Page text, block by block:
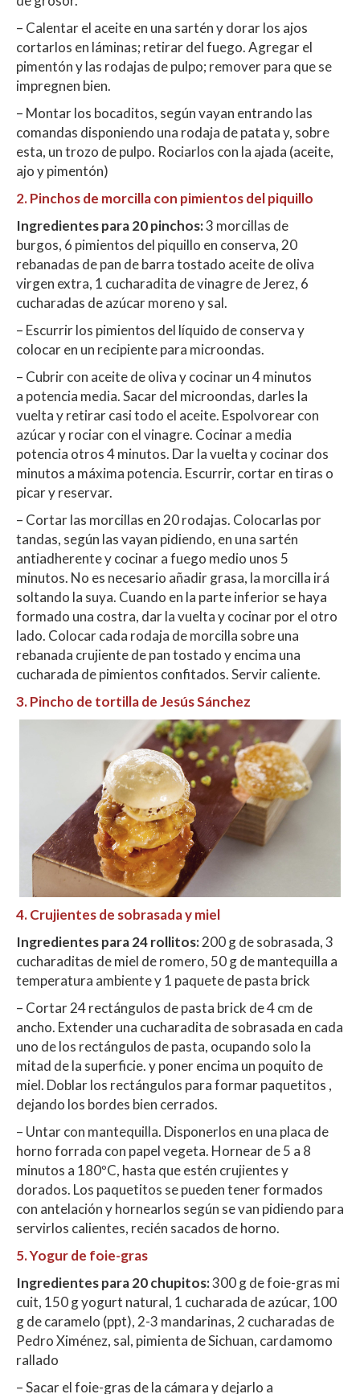
– Calentar el aceite en una sartén y dorar los ajos
cortarlos en láminas; retirar del fuego. Agregar el
pimentón y las rodajas de pulpo; remover para que se
impregnen bien.
– Montar los bocaditos, según vayan entrando las
comandas disponiendo una rodaja de patata y, sobre
esta, un trozo de pulpo. Rociarlos con la ajada (aceite,
ajo y pimentón)
2. Pinchos de morcilla con pimientos del piquillo
Ingredientespara 20 pinchos:3 morcillas de
burgos, 6 pimientos del piquillo en conserva, 20
rebanadas de pan de barra tostado aceite de oliva
virgen extra, 1 cucharadita de vinagre de Jerez, 6
cucharadas de azúcar moreno y sal.
– Escurrir los pimientos del líquido de conserva y
colocar en un recipiente para microondas.
– Cubrir con aceite de oliva y cocinar un 4 minutos
a potencia media. Sacar del microondas, darles la
vuelta y retirar casi todo el aceite. Espolvorear con
azúcar y rociar con el vinagre. Cocinar a media
potencia otros 4 minutos. Dar la vuelta y cocinar dos
minutos a máxima potencia. Escurrir, cortar en tiras o
picar y reservar.
– Cortar las morcillas en 20 rodajas. Colocarlas por
tandas, según las vayan pidiendo, en una sartén
antiadherente y cocinar a fuego medio unos 5
minutos. No es necesario añadir grasa, la morcilla irá
soltando la suya. Cuando en la parte inferior se haya
formado una costra, dar la vuelta y cocinar por el otro
lado. Colocar cada rodaja de morcilla sobre una
rebanada crujiente de pan tostado y encima una
cucharada de pimientos confitados. Servir caliente.
3. Pincho de tortillade Jesús Sánchez
4. Crujientes de sobrasada y miel
Ingredientes para 24 rollitos:200 g de sobrasada, 3
cucharaditas de miel de romero, 50 g de mantequilla a
temperatura ambiente y 1 paquete de pasta brick
– Cortar 24 rectángulos de pasta brick de 4 cm de
ancho. Extender una cucharadita de sobrasada en cada
uno de los rectángulos de pasta, ocupando solo la
mitad de la superficie. y poner encima un poquito de
miel. Doblar los rectángulos para formar paquetitos ,
dejando los bordes bien cerrados.
– Untar con mantequilla. Disponerlos en una placa de
horno forrada con papel vegeta. Hornear de 5 a 8
minutos a 180ºC, hasta que estén crujientes y
dorados. Los paquetitos se pueden tener formados
con antelación y hornearlos según se van pidiendo para
servirlos calientes, recién sacados de horno.
5. Yogur de foie-gras
Ingredientespara 20 chupitos:300 g de foie-gras mi
cuit, 150 g yogurt natural, 1 cucharada de azúcar, 100
g de caramelo (ppt), 2-3 mandarinas, 2 cucharadas de
Pedro Ximénez, sal, pimienta de Sichuan, cardamomo
rallado
– Sacar el foie-gras de la cámara y dejarlo a